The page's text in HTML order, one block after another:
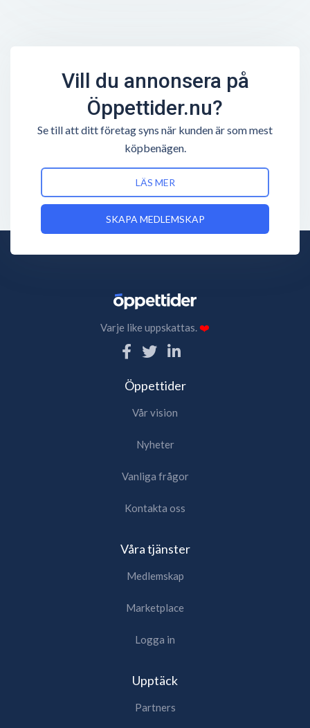
Vill du annonsera på
Öppettider.nu?
Se till att ditt företag syns när kunden är som mest
köpbenägen.
LÄS MER
SKAPA MEDLEMSKAP
Varje like uppskattas.❤️
Öppettider
Vår vision
Nyheter
Vanliga frågor
Kontakta oss
Våra tjänster
Medlemskap
Marketplace
Logga in
Upptäck
Partners